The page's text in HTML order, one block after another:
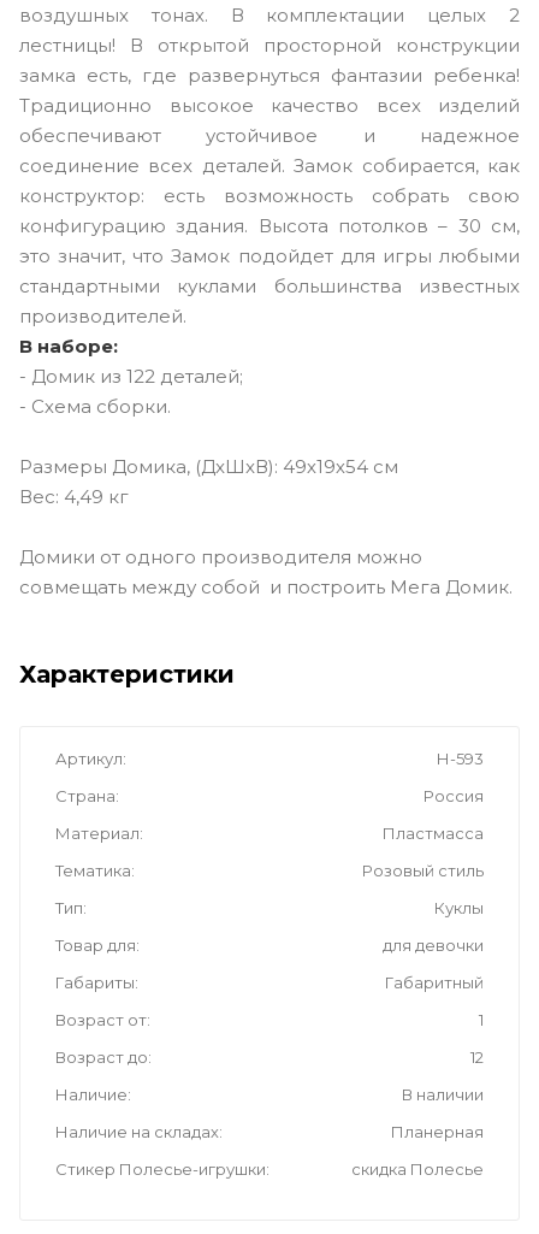
воздушных тонах. В комплектации целых 2
лестницы! В открытой просторной конструкции
замка есть, где развернуться фантазии ребенка!
Традиционно высокое качество всех изделий
обеспечивают устойчивое и надежное
соединение всех деталей. Замок собирается, как
конструктор: есть возможность собрать свою
конфигурацию здания. Высота потолков – 30 см,
это значит, что Замок подойдет для игры любыми
стандартными куклами большинства известных
производителей.
В наборе:
- Домик из 122 деталей;
- Схема сборки.
Размеры Домика, (ДxШxВ): 49х19х54 см
Вес: 4,49 кг
Домики от одного производителя можно
совмещать между собой и построить Мега Домик.
Характеристики
Артикул
Н-593
Страна
Россия
Материал
Пластмасса
Тематика
Розовый стиль
Тип
Куклы
Товар для
для девочки
Габариты
Габаритный
Возраст от
1
Возраст до
12
Наличие
В наличии
Наличие на складах
Планерная
Стикер Полесье-игрушки
скидка Полесье